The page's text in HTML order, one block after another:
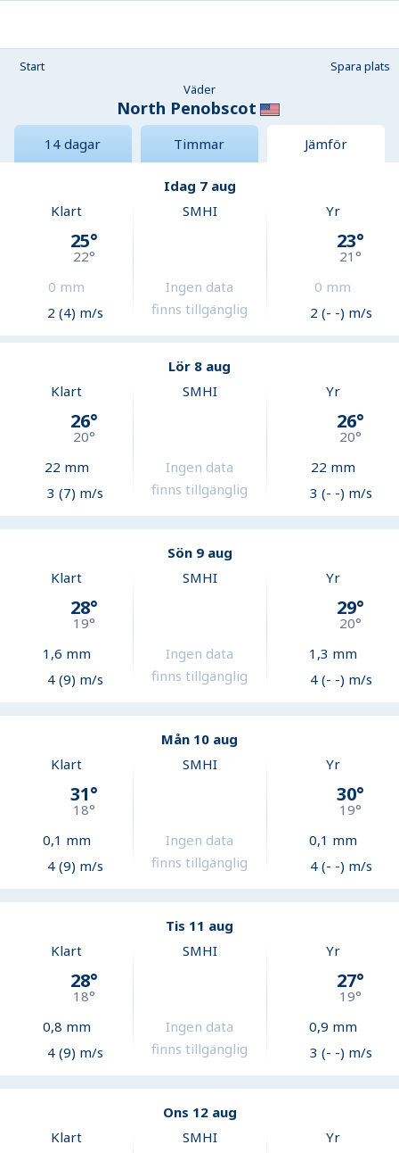
Start
Spara plats
Väder
North Penobscot
14 dagar Timmar Jämför
Idag 7 aug
Klart
25°
22°
0 mm
2 (4) m/s
SMHI
Ingen data
finns tillgänglig
Yr
23°
21°
0 mm
2 (- -) m/s
Lör 8 aug
Klart
26°
20°
22 mm
3 (7) m/s
SMHI
Ingen data
finns tillgänglig
Yr
26°
20°
22 mm
3 (- -) m/s
Sön 9 aug
Klart
28°
19°
1,6 mm
4 (9) m/s
SMHI
Ingen data
finns tillgänglig
Yr
29°
20°
1,3 mm
4 (- -) m/s
Mån 10 aug
Klart
31°
18°
0,1 mm
4 (9) m/s
SMHI
Ingen data
finns tillgänglig
Yr
30°
19°
0,1 mm
4 (- -) m/s
Tis 11 aug
Klart
28°
18°
0,8 mm
4 (9) m/s
SMHI
Ingen data
finns tillgänglig
Yr
27°
19°
0,9 mm
3 (- -) m/s
Ons 12 aug
Klart
SMHI Yr